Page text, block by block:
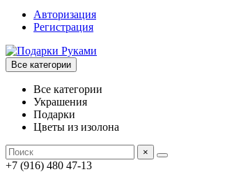
Авторизация
Регистрация
Все категории
Все категории
Украшения
Подарки
Цветы из изолона
×
+7 (916) 480 47-13